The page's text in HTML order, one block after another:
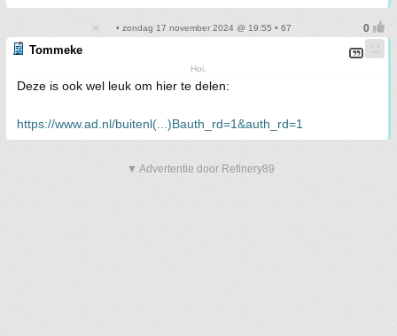
• zondag 17 november 2024 @ 19:55 • 67
Tommeke
Hoi.
Deze is ook wel leuk om hier te delen:
https://www.ad.nl/buitenl(...)Bauth_rd=1&auth_rd=1
▼ Advertentie door Refinery89